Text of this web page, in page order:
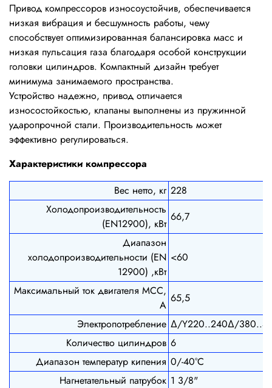
Привод компрессоров износоустойчив, обеспечивается
низкая вибрация и бесшумность работы, чему
способствует оптимизированная балансировка масс и
низкая пульсация газа благодаря особой конструкции
головки цилиндров. Компактный дизайн требует
минимума занимаемого пространства.
Устройство надежно, привод отличается
износостойкостью, клапаны выполнены из пружинной
ударопрочной стали. Производительность может
эффективно регулироваться.
Характеристики компрессора
Вес нетто, кг 228
Холодопроизводительность
(EN12900), кВт
66,7
Диапазон
холодопроизводительности (EN
12900) ,кВт
<60
Максимальный ток двигателя MCC,
А
65,5
Электропотребление Δ/Y220..240Δ/
Количество цилиндров 6
Диапазон температур кипения 0/-40°С
Нагнетательный патрубок 1 3/8"